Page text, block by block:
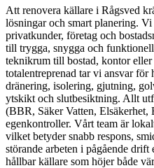
Att renovera källare i Rågsved
lösningar och smart planering.
privatkunder, företag och
till trygga, snygga och
teknikrum till bostad, kontor
totalentreprenad tar vi ansvar för
dränering, isolering, gjutning,
ytskikt och slutbesiktning. Allt
(BBR, Säker Vatten,
egenkontroller. Vårt team är
vilket betyder snabb respons,
störande arbeten i pågående
hållbar källare som höjer både